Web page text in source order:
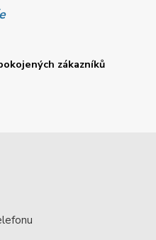
zákazníků